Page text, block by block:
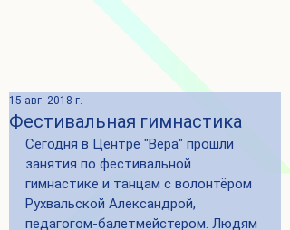
Фестивальная гимнастика
15 авг. 2018 г.
Сегодня в Центре "Вера" прошли
занятия по фестивальной
гимнастике и танцам с волонтёром
Рухвальской Александрой,
педагогом-балетмейстером. Людям